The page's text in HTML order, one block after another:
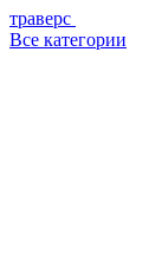
траверс
Все категории